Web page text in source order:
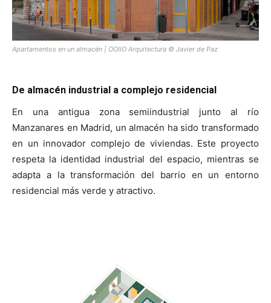
Apartamentos en un almacén | OOIIO Arquitectura © Javier de Paz
De almacén industrial a complejo residencial
En una antigua zona semiindustrial junto al río
Manzanares en Madrid, un almacén ha sido transformado
en un innovador complejo de viviendas. Este proyecto
respeta la identidad industrial del espacio, mientras se
adapta a la transformación del barrio en un entorno
residencial más verde y atractivo.